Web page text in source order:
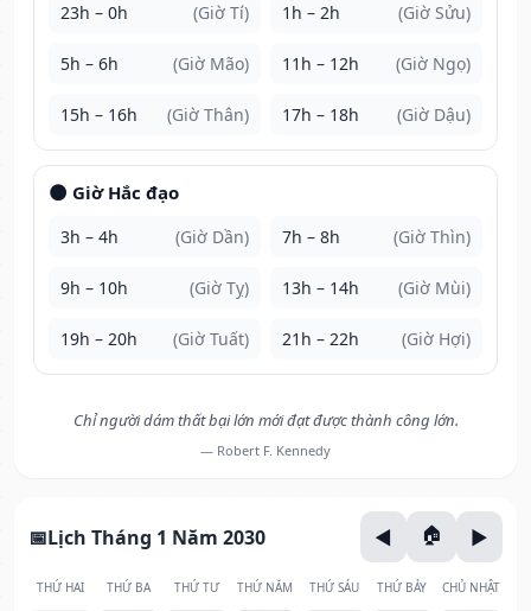
23h – 0h (Giờ Tí) 1h – 2h (Giờ Sửu)
5h – 6h (Giờ Mão) 11h – 12h (Giờ Ngọ)
15h – 16h (Giờ Thân) 17h – 18h (Giờ Dậu)
🌑 Giờ Hắc đạo
3h – 4h (Giờ Dần) 7h – 8h (Giờ Thìn)
9h – 10h (Giờ Tỵ) 13h – 14h (Giờ Mùi)
19h – 20h (Giờ Tuất) 21h – 22h (Giờ Hợi)
Chỉ người dám thất bại lớn mới đạt được thành công lớn.
— Robert F. Kennedy
Lịch Tháng 1 Năm 2030
THỨ HAI THỨ BA THỨ TƯ THỨ NĂM THỨ SÁU THỨ BẢY CHỦ NHẬT